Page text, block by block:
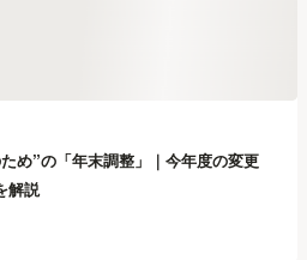
め”の「年末調整」｜今年度の変更
解説